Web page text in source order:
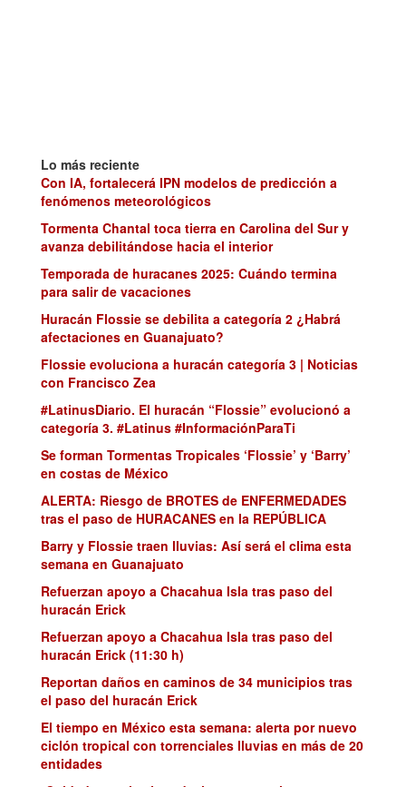
Lo más reciente
Con IA, fortalecerá IPN modelos de predicción a
fenómenos meteorológicos
Tormenta Chantal toca tierra en Carolina del Sur y
avanza debilitándose hacia el interior
Temporada de huracanes 2025: Cuándo termina
para salir de vacaciones
Huracán Flossie se debilita a categoría 2 ¿Habrá
afectaciones en Guanajuato?
Flossie evoluciona a huracán categoría 3 | Noticias
con Francisco Zea
#LatinusDiario. El huracán “Flossie” evolucionó a
categoría 3. #Latinus #InformaciónParaTi
Se forman Tormentas Tropicales ‘Flossie’ y ‘Barry’
en costas de México
ALERTA: Riesgo de BROTES de ENFERMEDADES
tras el paso de HURACANES en la REPÚBLICA
Barry y Flossie traen lluvias: Así será el clima esta
semana en Guanajuato
Refuerzan apoyo a Chacahua Isla tras paso del
huracán Erick
Refuerzan apoyo a Chacahua Isla tras paso del
huracán Erick (11:30 h)
Reportan daños en caminos de 34 municipios tras
el paso del huracán Erick
El tiempo en México esta semana: alerta por nuevo
ciclón tropical con torrenciales lluvias en más de 20
entidades